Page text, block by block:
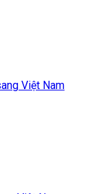
Việt Nam